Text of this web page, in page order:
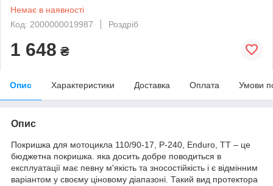
Немає в наявності
Код: 2000000019987
Роздріб
1 648 ₴
Опис Характеристики Доставка Оплата Умови
Опис
Покришка для мотоцикла 110/90-17, P-240, Enduro, TT – це
бюджетна покришка. яка досить добре поводиться в
експлуатації має певну м'якість та зносостійкість і є відмінним
варіантом у своєму ціновому діапазоні. Такий вид протектора